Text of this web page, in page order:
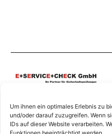
Um ihnen ein optimales Erlebnis zu
und/oder darauf zuzugreifen. Wenn
IDs auf dieser Website verarbeiten.
Funktionen beeinträchtigt werden.
Unsere Korrespondenz-
Grafing
Marktplatz 4a, 85567